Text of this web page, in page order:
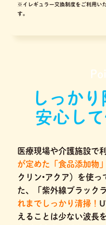
※イレギュラー交換制度をご利用い
す。
しっか
安心し
医療現場や介護施設で
が定めた「食品添加物
クリン•アクア）を使
た、「紫外線ブラック
れまでしっかり清掃！
えることは少ない波長